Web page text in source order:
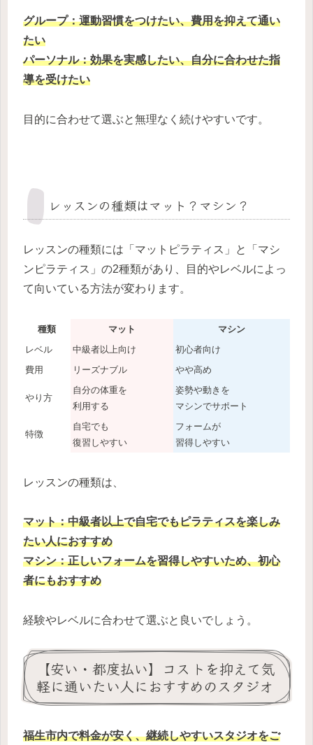
グループ：運動習慣をつけたい、費用を抑えて通い
たい
パーソナル：効果を実感したい、自分に合わせた指
導を受けたい
目的に合わせて選ぶと無理なく続けやすいです。
レッスンの種類はマット？マシン？
レッスンの種類には「マットピラティス」と「マシ
ンピラティス」の2種類があり、目的やレベルによっ
て向いている方法が変わります。
種類 マット
マシン
レベル
中級者以上向け
初心者向け
費用
リーズナブル やや高め
やり方
自分の体重を
利用する
姿勢や動きを
マシンでサポート
特徴
自宅でも
復習しやすい
フォームが
習得しやすい
レッスンの種類は、
マット：中級者以上で自宅でもピラティスを楽しみ
たい人におすすめ
マシン：正しいフォームを習得しやすいため、初心
者にもおすすめ
経験やレベルに合わせて選ぶと良いでしょう。
【安い・都度払い】コストを抑えて気
軽に通いたい人におすすめのスタジオ
福生市内で料金が安く、継続しやすいスタジオをご